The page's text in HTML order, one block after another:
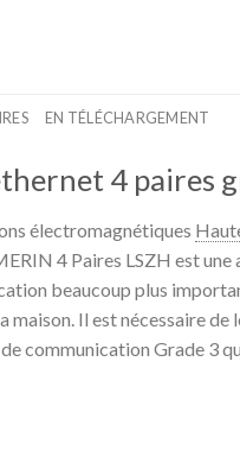
EN TÉLÉCHARGEMENT
4 paires
électromagnétiques
4 Paires LSZH est
beaucoup plus
Il est nécessaire de
communication Grade 3